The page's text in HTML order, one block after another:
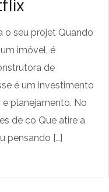
o seu projet Quando
imóvel, é
de
é um investimento
planejamento. No
de co Que atire a
pensando […]